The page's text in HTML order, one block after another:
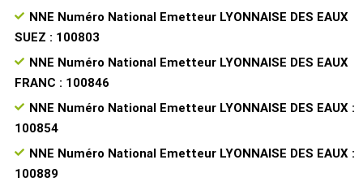
NNE Numéro National Emetteur LYONNAISE DES EAUX
SUEZ : 100803
NNE Numéro National Emetteur LYONNAISE DES EAUX
FRANC : 100846
NNE Numéro National Emetteur LYONNAISE DES EAUX :
100854
NNE Numéro National Emetteur LYONNAISE DES EAUX :
100889